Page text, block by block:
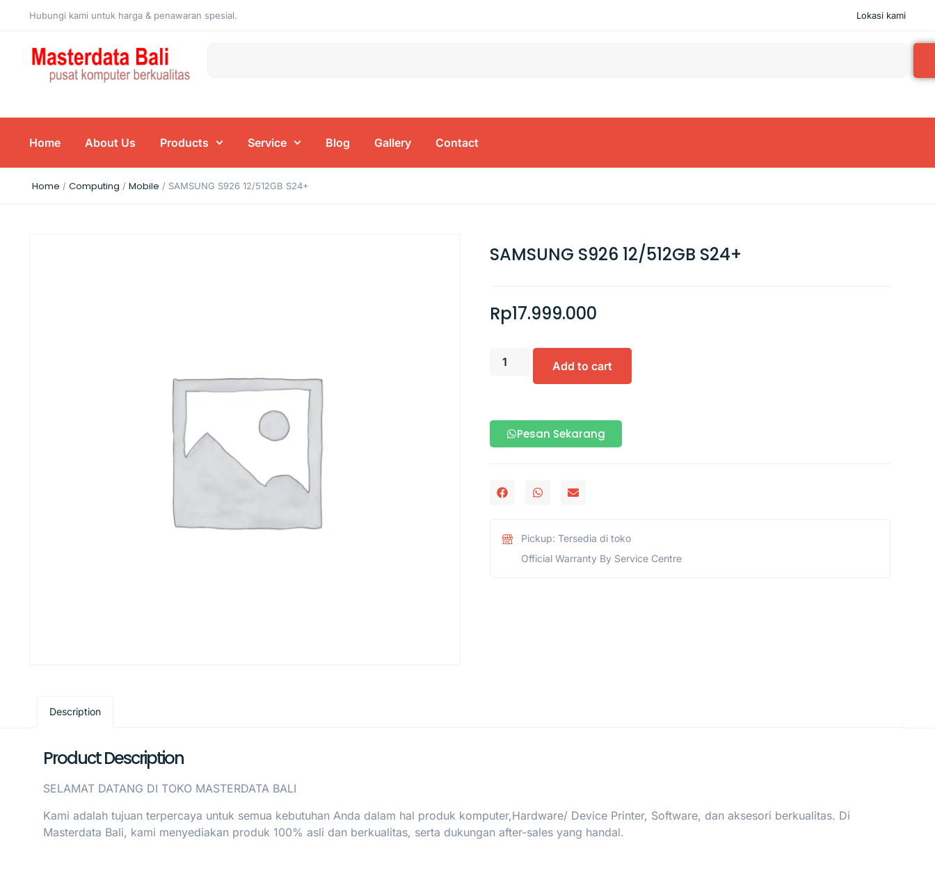
Hubungi kami untuk harga & penawaran spesial. Lokasi kami
Home About Us Products Service Blog Gallery Contact
Home / Computing / Mobile / SAMSUNG S926 12/512GB S24+
SAMSUNG S926 12/512GB S24+
Rp17.999.000
Add to cart
Pesan Sekarang
Pickup: Tersedia di toko
Official Warranty By Service Centre
Description
Product Description
SELAMAT DATANG DI TOKO MASTERDATA BALI
Kami adalah tujuan terpercaya untuk semua kebutuhan Anda dalam hal produk komputer,Hardware/ Device Printer, Software, dan aksesori berkualitas. Di
Masterdata Bali, kami menyediakan produk 100% asli dan berkualitas, serta dukungan after-sales yang handal.